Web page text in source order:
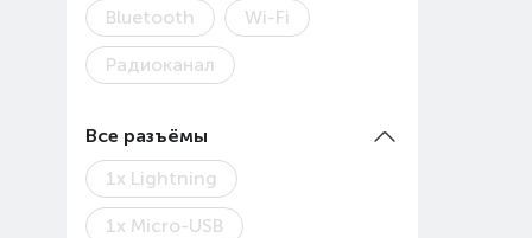
Bluetooth
Wi-Fi
Радиоканал
Все разъёмы
1x Lightning
1x Micro-USB